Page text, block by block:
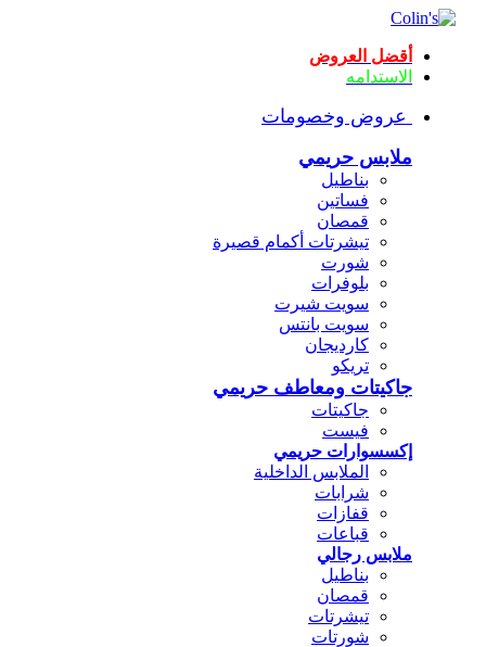
أقضل العروض
الاستدامه
عروض وخصومات
ملابس حريمي
بناطيل
فساتين
قمصان
تيشرتات أكمام قصيرة
شورت
بلوفرات
سويت شيرت
سويت بانتس
كارديجان
تريكو
جاكيتات ومعاطف حريمي
جاكيتات
فيست
إكسسوارات حريمي
الملابس الداخلية
شرابات
قفازات
قباعات
ملابس رجالي
بناطيل
قمصان
تيشرتات
شورتات